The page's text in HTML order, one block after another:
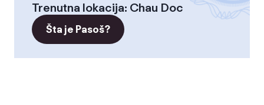
Trenutna lokacija: Chau Doc
Šta je Pasoš?